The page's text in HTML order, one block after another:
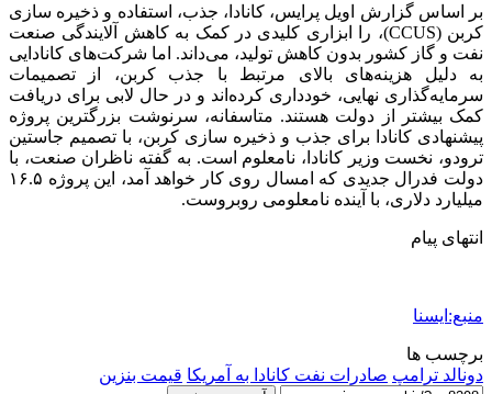
بر اساس گزارش اویل پرایس، کانادا، جذب، استفاده و ذخیره سازی
کربن (CCUS)، را ابزاری کلیدی در کمک به کاهش آلایندگی صنعت
نفت و گاز کشور بدون کاهش تولید، می‌داند. اما شرکت‌های کانادایی
به دلیل هزینه‌های بالای مرتبط با جذب کربن، از تصمیمات
سرمایه‌گذاری نهایی، خودداری کرده‌اند و در حال لابی برای دریافت
کمک بیشتر از دولت هستند. متاسفانه، سرنوشت بزرگترین پروژه
پیشنهادی کانادا برای جذب و ذخیره سازی کربن، با تصمیم جاستین
ترودو، نخست وزیر کانادا، نامعلوم است. به گفته ناظران صنعت، با
دولت فدرال جدیدی که امسال روی کار خواهد آمد، این پروژه ۱۶.۵
میلیارد دلاری، با آینده نامعلومی روبروست.
انتهای پیام
منبع:ایسنا
برچسب ها
دونالد ترامپ صادرات نفت کانادا به آمریکا قیمت بنزین